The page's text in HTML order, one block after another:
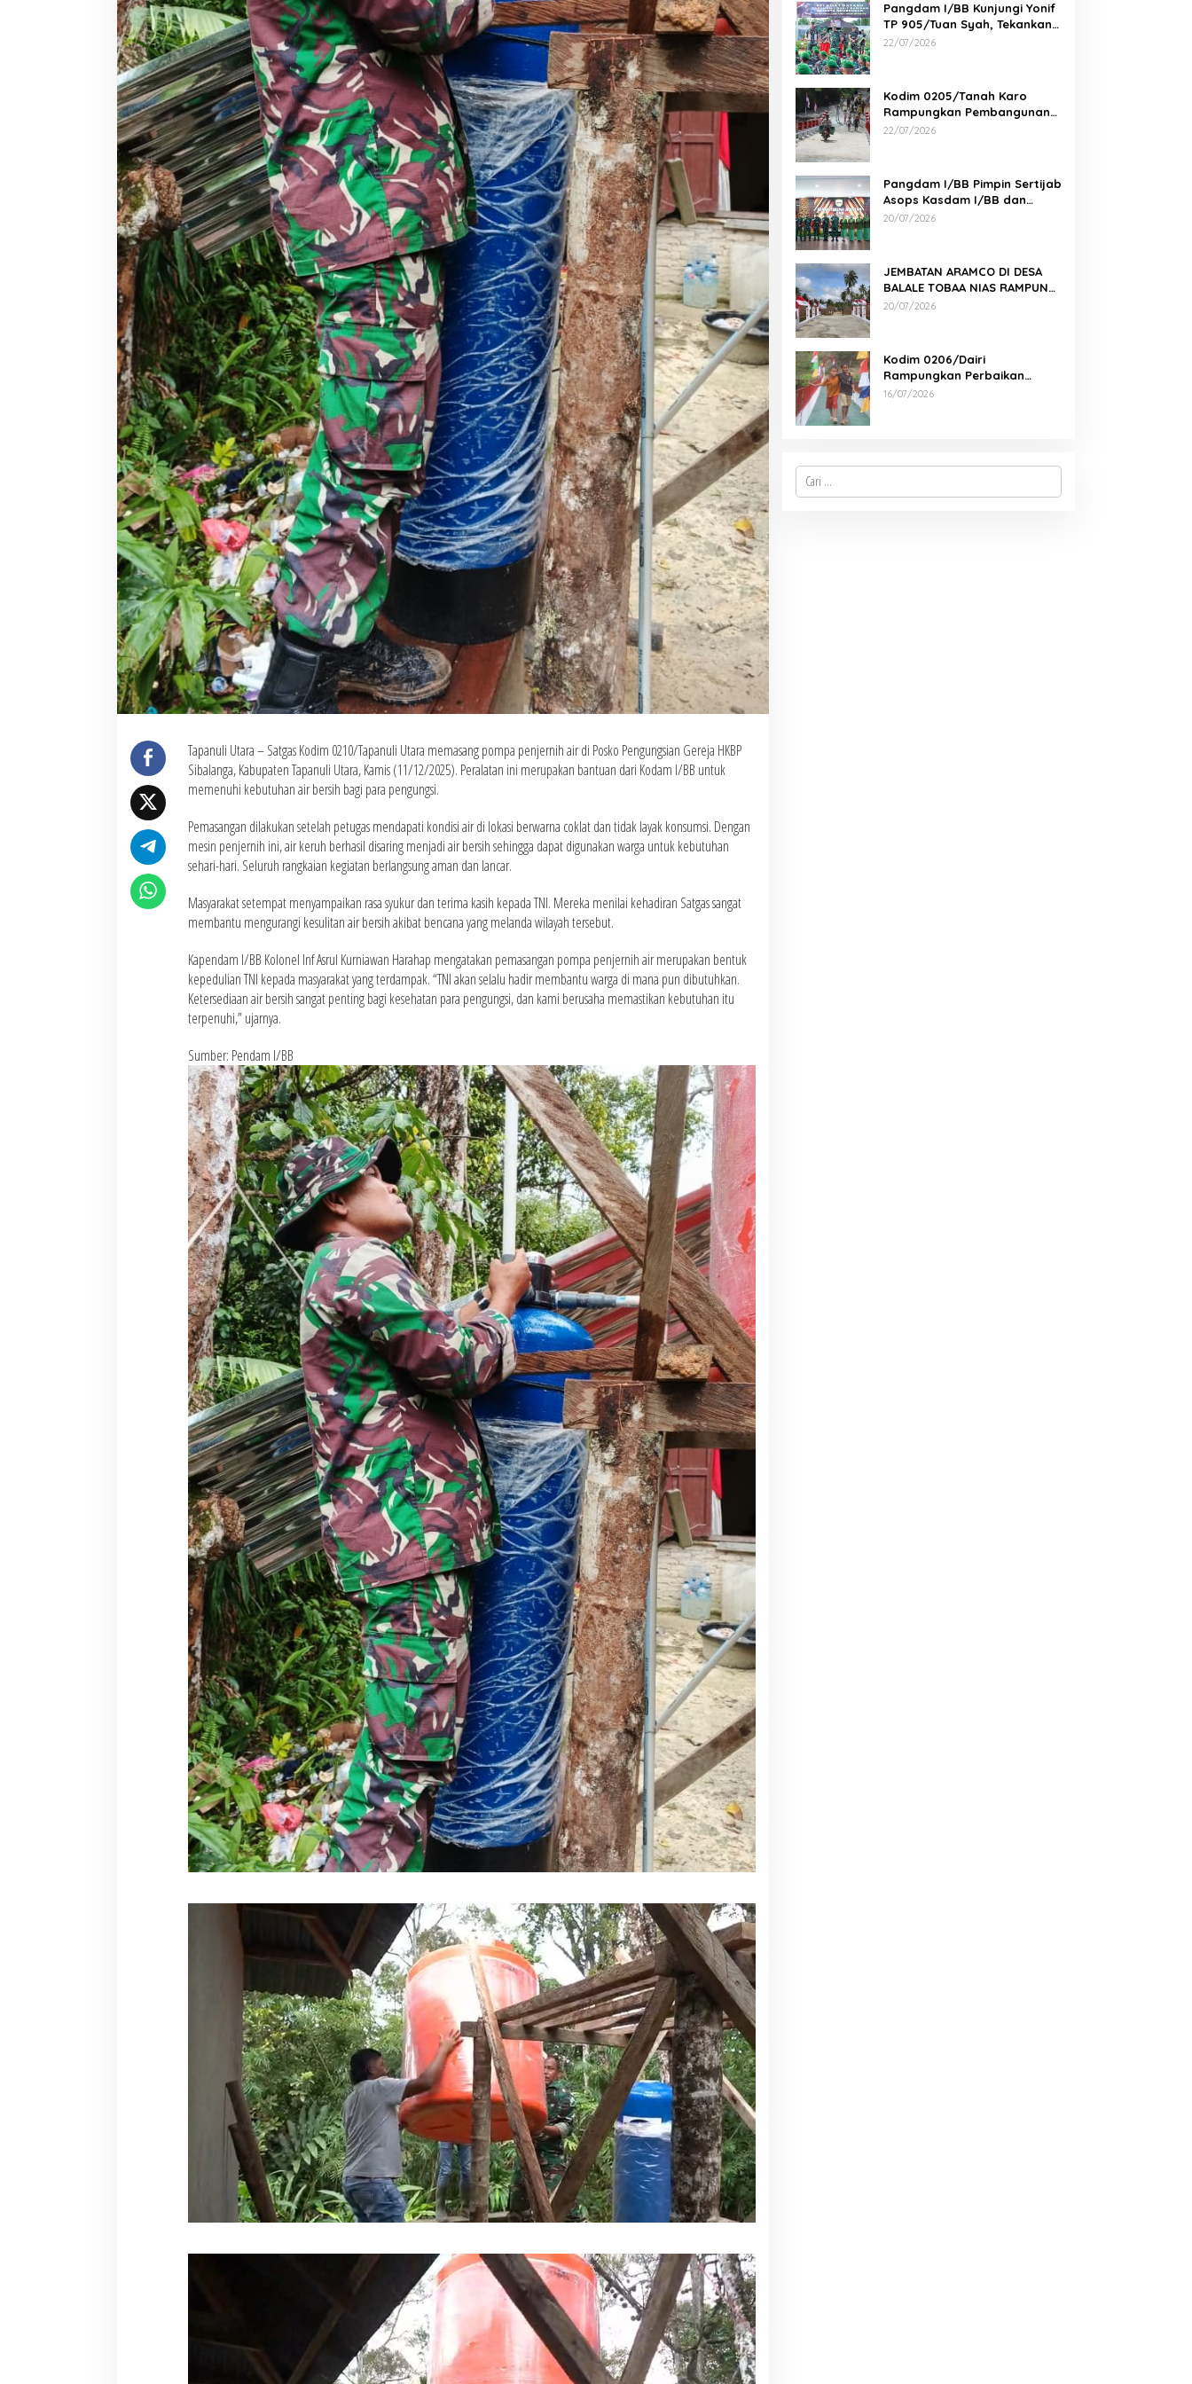
Tapanuli Utara – Satgas Kodim 0210/Tapanuli Utara memasang pompa penjernih air di Posko Pengungsian Gereja HKBP
Sibalanga, Kabupaten Tapanuli Utara, Kamis (11/12/2025). Peralatan ini merupakan bantuan dari Kodam I/BB untuk
memenuhi kebutuhan air bersih bagi para pengungsi.
Pemasangan dilakukan setelah petugas mendapati kondisi air di lokasi berwarna coklat dan tidak layak konsumsi. Dengan
mesin penjernih ini, air keruh berhasil disaring menjadi air bersih sehingga dapat digunakan warga untuk kebutuhan
sehari-hari. Seluruh rangkaian kegiatan berlangsung aman dan lancar.
Masyarakat setempat menyampaikan rasa syukur dan terima kasih kepada TNI. Mereka menilai kehadiran Satgas sangat
membantu mengurangi kesulitan air bersih akibat bencana yang melanda wilayah tersebut.
Kapendam I/BB Kolonel Inf Asrul Kurniawan Harahap mengatakan pemasangan pompa penjernih air merupakan bentuk
kepedulian TNI kepada masyarakat yang terdampak. “TNI akan selalu hadir membantu warga di mana pun dibutuhkan.
Ketersediaan air bersih sangat penting bagi kesehatan para pengungsi, dan kami berusaha memastikan kebutuhan itu
terpenuhi,” ujarnya.
Sumber: Pendam I/BB
Pangdam I/BB Kunjungi Yonif
TP 905/Tuan Syah, Tekankan
Profesionalisme dan
22/07/2026
Kodim 0205/Tanah Karo
Rampungkan Pembangunan
Jembatan Beton di Desa
22/07/2026
Pangdam I/BB Pimpin Sertijab
Asops Kasdam I/BB dan
Danyonarmed 2/KS serta
20/07/2026
JEMBATAN ARAMCO DI DESA
BALALE TOBAA NIAS RAMPUNG,
AKSES WARGA SEMAKIN MUDAH
20/07/2026
Kodim 0206/Dairi
Rampungkan Perbaikan
Jembatan Gantung Perintis 2
16/07/2026
Cari
untuk: